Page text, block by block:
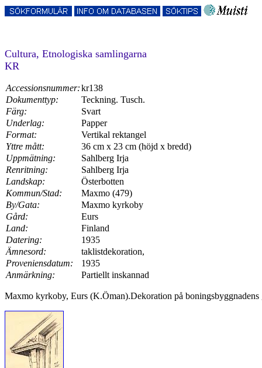
Cultura, Etnologiska samlingarna
KR
Accessionsnummer:kr138
Dokumenttyp:
Teckning. Tusch.
Färg:
Svart
Underlag:
Papper
Format:
Vertikal rektangel
Yttre mått:
36 cm x 23 cm (höjd x bredd)
Uppmätning:
Sahlberg Irja
Renritning:
Sahlberg Irja
Landskap:
Österbotten
Kommun/Stad:
Maxmo (479)
By/Gata:
Maxmo kyrkoby
Gård:
Eurs
Land:
Finland
Datering:
1935
Ämnesord:
taklistdekoration,
Proveniensdatum:
1935
Anmärkning:
Partiellt inskannad
Maxmo kyrkoby, Eurs (K.Öman).Dekoration på boningsbyggnadens